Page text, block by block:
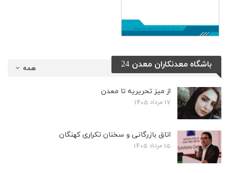
همه باشگاه معدنکاران معدن 24
از میز تحریریه تا معدن
17 مرداد 1405
اتاق بازرگانی و سخنان تکراری کهنگان
15 مرداد 1405